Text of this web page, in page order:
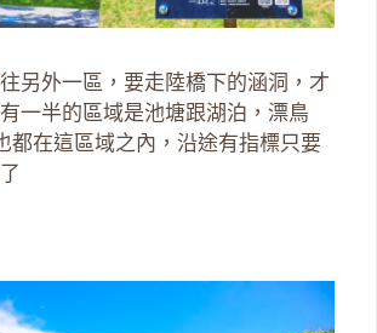
另外一區，要走陸橋下的涵洞，才
一半的區域是池塘跟湖泊，漂鳥
都在這區域之內，沿途有指標只要